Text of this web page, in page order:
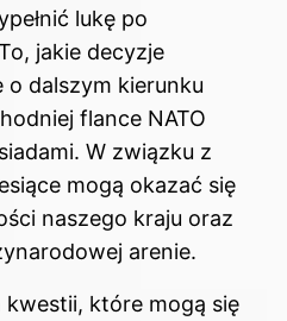
lukę po
jakie decyzje
o dalszym kierunku
flance NATO
W związku z
mogą okazać się
naszego kraju oraz
arenie.
które mogą się